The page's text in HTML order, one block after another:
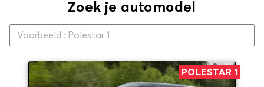
Zoek je automodel
POLESTAR 1